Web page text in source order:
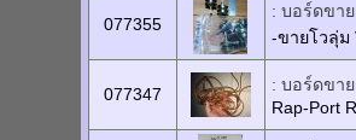
077355
: บอร์ดขาย
-ขายโวลุ่ม
077347
: บอร์ดขาย
Rap-Port